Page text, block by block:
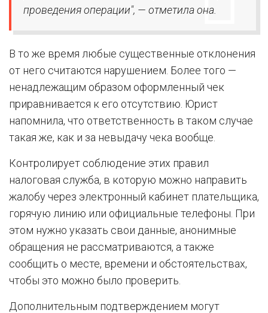
проведения операции", — отметила она.
В то же время любые существенные отклонения
от него считаются нарушением. Более того —
ненадлежащим образом оформленный чек
приравнивается к его отсутствию. Юрист
напомнила, что ответственность в таком случае
такая же, как и за невыдачу чека вообще.
Контролирует соблюдение этих правил
налоговая служба, в которую можно направить
жалобу через электронный кабинет плательщика,
горячую линию или официальные телефоны. При
этом нужно указать свои данные, анонимные
обращения не рассматриваются, а также
сообщить о месте, времени и обстоятельствах,
чтобы это можно было проверить.
Дополнительным подтверждением могут